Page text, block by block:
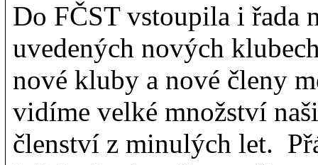
Do FČST vstoupila i řada
uvedených nových
nové kluby a nové členy
vidíme velké množství
členství z minulých let.